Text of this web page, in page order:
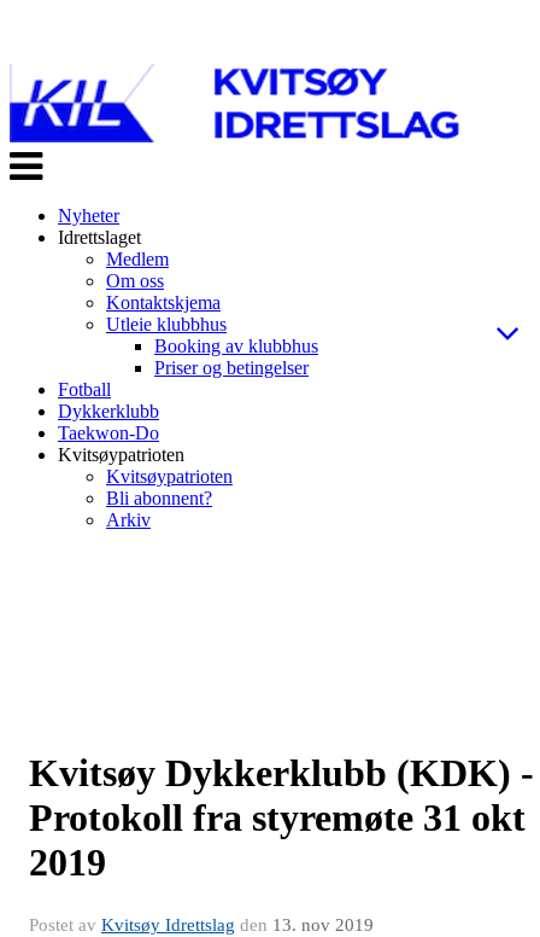
Veksle
navigasjon
Nyheter
Idrettslaget
Medlem
Om oss
Kontaktskjema
Utleie klubbhus
Booking av klubbhus
Priser og betingelser
Fotball
Dykkerklubb
Taekwon-Do
Kvitsøypatrioten
Kvitsøypatrioten
Bli abonnent?
Arkiv
Kvitsøy​ ​Dykkerklubb (KDK)
Protokoll​ ​fra​ styremøte 31 okt
2019
Postet av Kvitsøy Idrettslag den 13. nov 2019